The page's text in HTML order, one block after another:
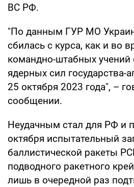
ВС РФ.
"По данным ГУР МО
сбилась с курса, как и во
командно-штабных учений
ядерных сил государства-
25 октября 2023 года", –
сообщении.
Неудачным стал для РФ и
октября испытательный
баллистической ракеты
подводного ракетного
лишь в очередной раз